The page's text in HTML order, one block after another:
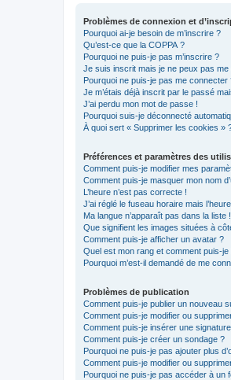
Problèmes de connexion et
Pourquoi ai-je besoin de m’inscrire ?
Qu’est-ce que la COPPA ?
Pourquoi ne puis-je pas m’inscrire ?
Je suis inscrit mais je ne peux pas me
Pourquoi ne puis-je pas me connecter
Je m’étais déjà inscrit par le passé
J’ai perdu mon mot de passe !
Pourquoi suis-je déconnecté
À quoi sert « Supprimer les cookies »
Préférences et paramètres des
Comment puis-je modifier mes
Comment puis-je masquer mon nom
L’heure n’est pas correcte !
J’ai réglé le fuseau horaire mais
Ma langue n’apparaît pas dans la liste !
Que signifient les images situées à
Comment puis-je afficher un avatar ?
Quel est mon rang et comment puis-je
Pourquoi m’est-il demandé de me
Problèmes de publication
Comment puis-je publier un nouveau
Comment puis-je modifier ou
Comment puis-je insérer une
Comment puis-je créer un sondage ?
Pourquoi ne puis-je pas ajouter plus
Comment puis-je modifier ou
Pourquoi ne puis-je pas accéder à un